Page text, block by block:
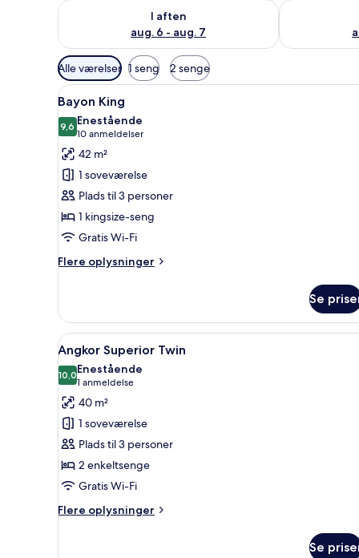
I aften
aug. 6 - aug. 7
Tjek tilgængelighed for i aften aug. 6 - aug. 7
Tjek
Tilgængelige
filtre
for
værelser
Alle værelser 1 seng 2 senge
Indlæs
alle
billeder
af
Bayon
King
Et hotelværelse med en stor
6
Bayon King
9,69,6 ud af 10
Enestående
10 anmeldelser
(10
anmeldelser)
42 m²
1 soveværelse
Plads til 3 personer
1 kingsize-seng
Gratis Wi-Fi
Flere oplysninger
Flere
King
Se
Indlæs
alle
billeder
af
Angkor
Superior
Twin
Et hotelværelse med to
6
Angkor Superior Twin
10,010,0 ud af 10
Enestående
1 anmeldelse
(1
anmeldelse)
40 m²
1 soveværelse
Plads til 3 personer
2 enkeltsenge
Gratis Wi-Fi
Flere oplysninger
Flere
Se